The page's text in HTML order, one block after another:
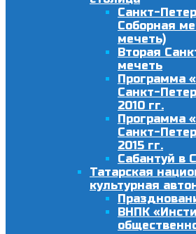
Санкт-
Соборная
мечеть)
Вторая
мечеть
Программа
Санкт-
2010 гг.
Программа
Санкт-
2015 гг.
Сабантуй в
Татарская
культурная
ВНПК